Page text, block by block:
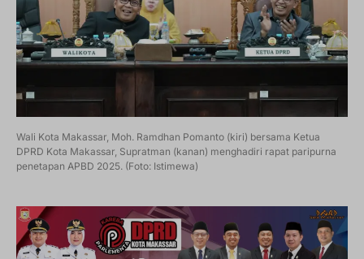
Wali Kota Makassar, Moh. Ramdhan Pomanto (kiri) bersama Ketua
DPRD Kota Makassar, Supratman (kanan) menghadiri rapat paripurna
penetapan APBD 2025. (Foto: Istimewa)